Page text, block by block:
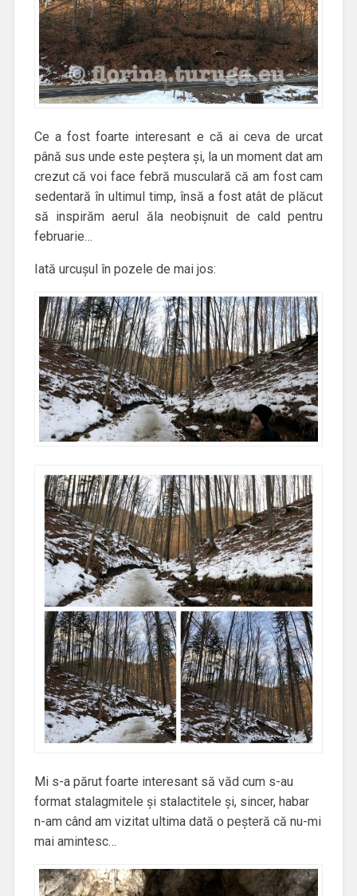
Ce a fost foarte interesant e că ai ceva de urcat
până sus unde este peștera și, la un moment dat am
crezut că voi face febră musculară că am fost cam
sedentară în ultimul timp, însă a fost atât de plăcut
să inspirăm aerul ăla neobișnuit de cald pentru
februarie…
Iată urcușul în pozele de mai jos:
Mi s-a părut foarte interesant să văd cum s-au
format stalagmitele și stalactitele și, sincer, habar
n-am când am vizitat ultima dată o peșteră că nu-mi
mai amintesc…